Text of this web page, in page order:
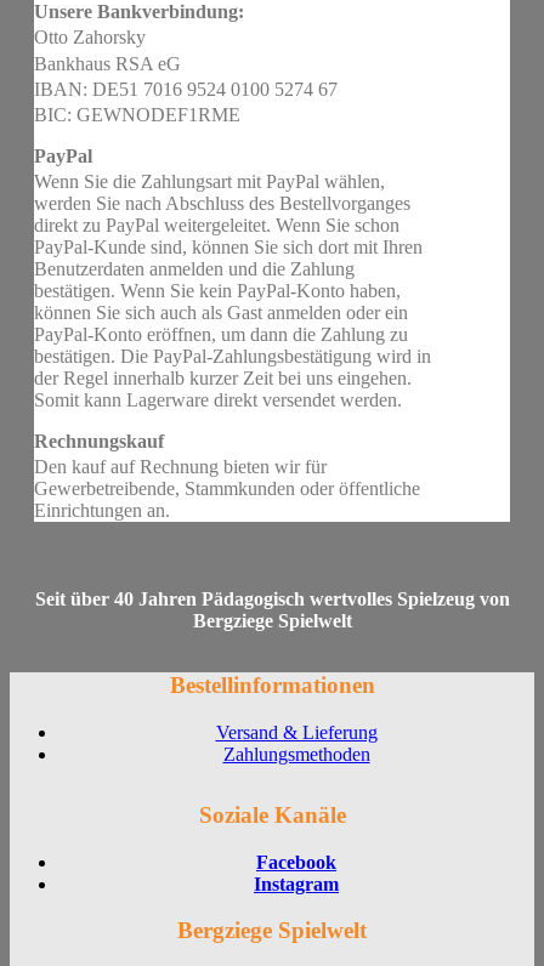
Unsere Bankverbindung:
Otto Zahorsky
Bankhaus RSA eG
IBAN: DE51 7016 9524 0100 5274 67
BIC: GEWNODEF1RME
PayPal
Wenn Sie die Zahlungsart mit PayPal wählen,
werden Sie nach Abschluss des Bestellvorganges
direkt zu PayPal weitergeleitet. Wenn Sie schon
PayPal-Kunde sind, können Sie sich dort mit Ihren
Benutzerdaten anmelden und die Zahlung
bestätigen. Wenn Sie kein PayPal-Konto haben,
können Sie sich auch als Gast anmelden oder ein
PayPal-Konto eröffnen, um dann die Zahlung zu
bestätigen. Die PayPal-Zahlungsbestätigung wird in
der Regel innerhalb kurzer Zeit bei uns eingehen.
Somit kann Lagerware direkt versendet werden.
Rechnungskauf
Den kauf auf Rechnung bieten wir für
Gewerbetreibende, Stammkunden oder öffentliche
Einrichtungen an.
Seit über 40 Jahren Pädagogisch wertvolles Spielzeug von
Bergziege Spielwelt
Bestellinformationen
Versand & Lieferung
Zahlungsmethoden
Soziale Kanäle
Facebook
Instagram
Bergziege Spielwelt